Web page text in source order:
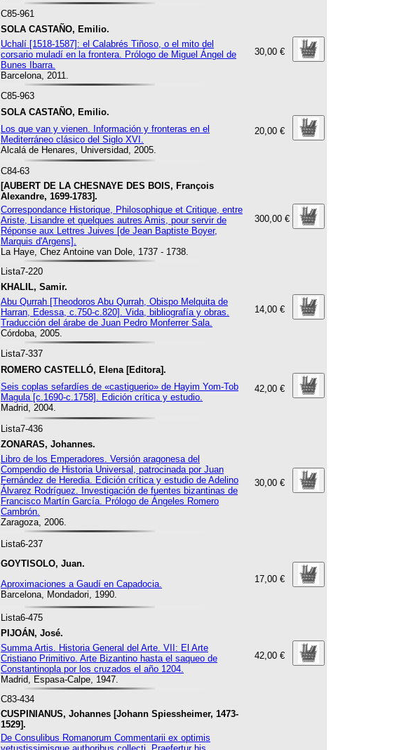
C85-961
SOLA CASTAÑO, Emilio.
30,00 €
Uchalí [1518-1587]: el Calabrés Tiñoso, o el mito del
corsario muladí en la frontera. Prólogo de Miguel Ángel de
Bunes Ibarra.
Barcelona, 2011.
C85-963
SOLA CASTAÑO, Emilio.
20,00 €
Los que van y vienen. Información y fronteras en el
Mediterráneo clásico del Siglo XVI.
Alcalá de Henares, Universidad, 2005.
C84-63
[AUBERT DE LA CHESNAYE DES BOIS, François
Alexandre, 1699-1783].
300,00 €
Correspondance Historique, Philosophique et Critique, entre
Ariste, Lisandre et quelques autres Amis, pour servir de
Réponse aux Lettres Juives [de Jean Baptiste Boyer,
Marquis d'Argens].
La Haye, Chez Antoine van Dole, 1737 - 1738.
Lista7-220
KHALIL, Samir.
14,00 €
Abu Qurrah [Theodoros Abu Qurrah, Obispo Melquita de
Harran, Edessa, c.750-c.820]. Vida, bibliografía y obras.
Traducción del árabe de Juan Pedro Monferrer Sala.
Córdoba, 2005.
Lista7-337
ROMERO CASTELLÓ, Elena [Editora].
42,00 €
Seis coplas sefardíes de «castiguerio» de Hayim Yom-Tob
Magula [c.1690-c.1758]. Edición crítica y estudio.
Madrid, 2004.
Lista7-436
ZONARAS, Johannes.
30,00 €
Libro de los Emperadores. Versión aragonesa del
Compendio de Historia Universal, patrocinada por Juan
Fernández de Heredia. Edición crítica y estudio de Adelino
Álvarez Rodríguez. Investigación de fuentes bizantinas de
Francisco Martín García. Prólogo de Ángeles Romero
Cambrón.
Zaragoza, 2006.
Lista6-237
GOYTISOLO, Juan.
17,00 €
Aproximaciones a Gaudí en Capadocia.
Barcelona, Mondadori, 1990.
Lista6-475
PIJOÁN, José.
42,00 €
Summa Artis. Historia General del Arte. VII: El Arte
Cristiano Primitivo. Arte Bizantino hasta el saqueo de
Constantinopla por los cruzados el año 1204.
Madrid, Espasa-Calpe, 1947.
C83-434
CUSPINIANUS, Johannes [Johann Spiessheimer, 1473-
1529].
De Consulibus Romanorum Commentarii ex optimis